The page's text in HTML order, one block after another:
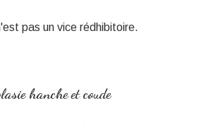
pas un vice rédhibitoire.
hanche et coude